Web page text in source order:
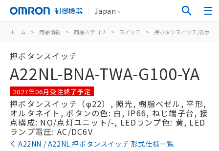
制御機器 Japan
ホーム > 商品情報 > 商品カテゴリ > スイッチ > 押ボタンスイッチ/表示灯
押ボタンスイッチ
A22NL-BNA-TWA-G100-YA
2027年06月受注終了予定
押ボタンスイッチ（φ22）, 照光, 樹脂ベゼル, 平形,
オルタネイト, ボタンの色: 白, IP66, ねじ端子台, 接
点構成: NO/点灯ユニット/-, LEDランプ色: 黄, LED
ランプ電圧: AC/DC6V
A22NN / A22NL 押ボタンスイッチ 形式仕様一覧